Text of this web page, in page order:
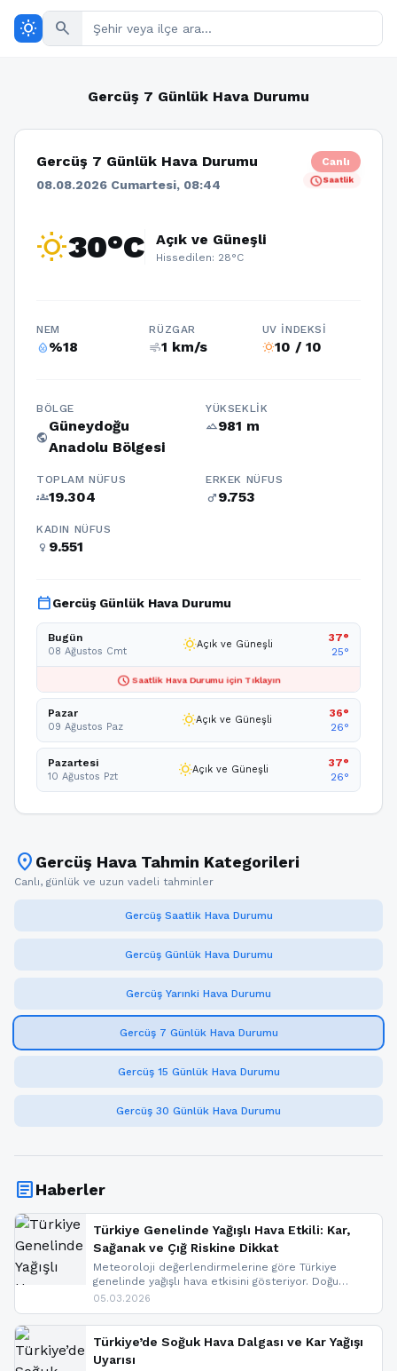
wb_sunny search
Gercüş 7 Günlük Hava Durumu
Gercüş 7 Günlük Hava Durumu
08.08.2026 Cumartesi, 08:44
Canlı
scheduleSaatlik
wb_sunny30°C Açık ve Güneşli
Hissedilen: 28°C
NEM
humidity_percentage%18
RÜZGAR
air1 km/s
UV İNDEKSI
wb_sunny10 / 10
BÖLGE
public
Güneydoğu
Anadolu Bölgesi
YÜKSEKLIK
terrain981 m
TOPLAM NÜFUS
groups19.304
ERKEK NÜFUS
male9.753
KADIN NÜFUS
female 9.551
calendar_todayGercüş Günlük Hava Durumu
Bugün
08 Ağustos Cmt wb_sunnyAçık ve Güneşli
37°
25°
schedule Saatlik Hava Durumu için Tıklayın
Pazar
09 Ağustos Paz wb_sunnyAçık ve Güneşli
36°
26°
Pazartesi
10 Ağustos Pzt wb_sunnyAçık ve Güneşli
37°
26°
location_on Gercüş Hava Tahmin Kategorileri
Canlı, günlük ve uzun vadeli tahminler
Gercüş Saatlik Hava Durumu
Gercüş Günlük Hava Durumu
Gercüş Yarınki Hava Durumu
Gercüş 7 Günlük Hava Durumu
Gercüş 15 Günlük Hava Durumu
Gercüş 30 Günlük Hava Durumu
articleHaberler
Türkiye Genelinde Yağışlı Hava Etkili: Kar,
Sağanak ve Çığ Riskine Dikkat
Meteoroloji değerlendirmelerine göre Türkiye
genelinde yağışlı hava etkisini gösteriyor. Doğu
bölgelerinde kar yağışı beklenirken Marmara ve
ise çığ tehlikesi bulunuyor. İç kesimlerde sis ve pus
nedeniyle görüş mesafesinde azalma
yaşanabileceği belirtiliyor.
05.03.2026
Türkiye’de Soğuk Hava Dalgası ve Kar Yağışı
Uyarısı